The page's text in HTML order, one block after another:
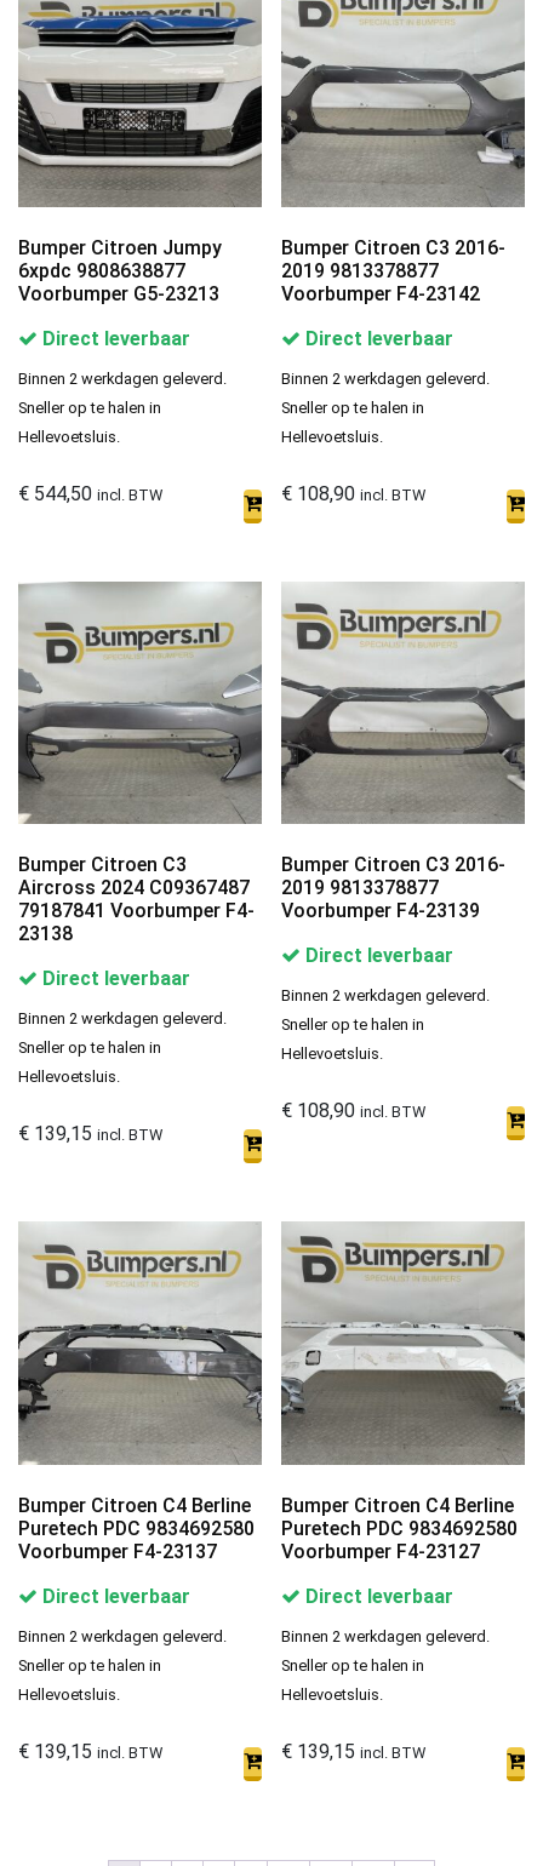
Bumper Citroen Jumpy
6xpdc 9808638877
Voorbumper G5-23213
Direct leverbaar
Binnen 2 werkdagen geleverd.
Sneller op te halen in
Hellevoetsluis.
€ 544,50 incl. BTW
Bumper Citroen C3 2016-
2019 9813378877
Voorbumper F4-23142
Direct leverbaar
Binnen 2 werkdagen geleverd.
Sneller op te halen in
Hellevoetsluis.
€ 108,90 incl. BTW
Bumper Citroen C3
Aircross 2024 C09367487
79187841 Voorbumper F4-
23138
Direct leverbaar
Binnen 2 werkdagen geleverd.
Sneller op te halen in
Hellevoetsluis.
€ 139,15 incl. BTW
Bumper Citroen C3 2016-
2019 9813378877
Voorbumper F4-23139
Direct leverbaar
Binnen 2 werkdagen geleverd.
Sneller op te halen in
Hellevoetsluis.
€ 108,90 incl. BTW
Bumper Citroen C4 Berline
Puretech PDC 9834692580
Voorbumper F4-23137
Direct leverbaar
Binnen 2 werkdagen geleverd.
Sneller op te halen in
Hellevoetsluis.
€ 139,15 incl. BTW
Bumper Citroen C4 Berline
Puretech PDC 9834692580
Voorbumper F4-23127
Direct leverbaar
Binnen 2 werkdagen geleverd.
Sneller op te halen in
Hellevoetsluis.
€ 139,15 incl. BTW